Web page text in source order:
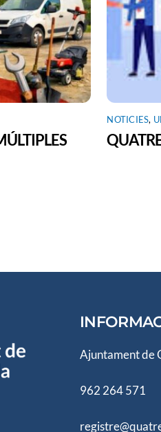
NOTICIES,
Ajuntament de
962 264 571